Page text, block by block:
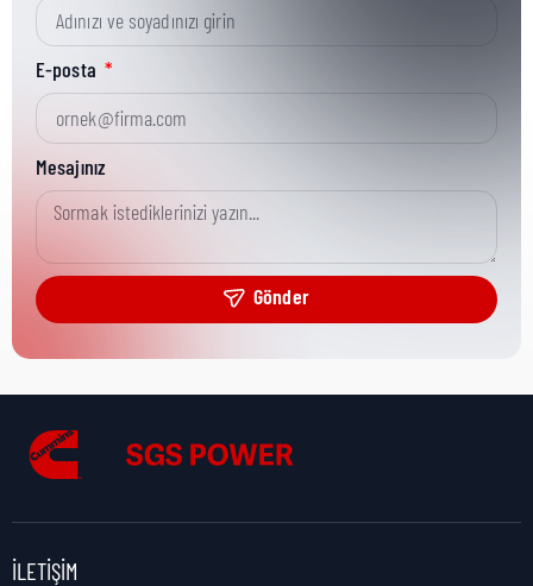
Kısa Parça No:
Ürün Grubu:
Ürün Kategorisi:
Nakliye Yüksekliği:
Nakliye Uzunluğu:
E-posta
Mesajınız
Gönder
İLETIŞIM